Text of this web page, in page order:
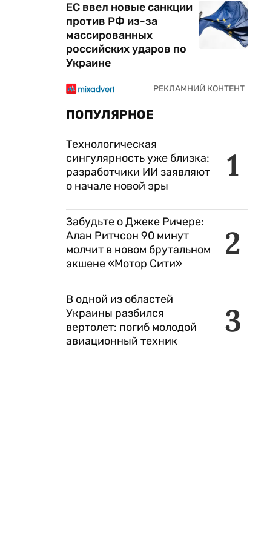
ЕС ввел новые санкции
против РФ из-за
массированных
российских ударов по
Украине
ПОПУЛЯРНОЕ
1
Технологическая
сингулярность уже близка:
разработчики ИИ заявляют
о начале новой эры
2
Забудьте о Джеке Ричере:
Алан Ритчсон 90 минут
молчит в новом брутальном
экшене «Мотор Сити»
3
В одной из областей
Украины разбился
вертолет: погиб молодой
авиационный техник